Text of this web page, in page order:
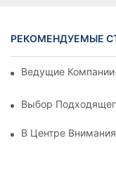
РЕКОМЕНДУЕМЫЕ
Ведущие
Выбор
В Центре